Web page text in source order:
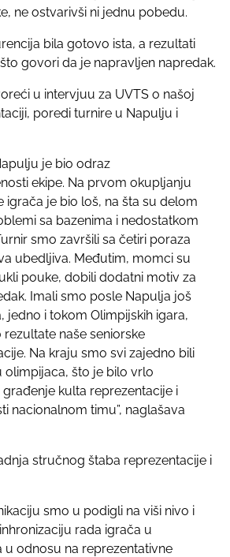
ne ostvarivši ni jednu pobedu.
bila gotovo ista, a rezultati
govori da je napravljen napredak.
u intervjuu za UVTS o našoj
poredi turnire u Napulju i
je bio odraz
ekipe. Na prvom okupljanju
igrača je bio loš, na šta su delom
sa bazenima i nedostatkom
smo završili sa četiri poraza
ubedljiva. Međutim, momci su
pouke, dobili dodatni motiv za
Imali smo posle Napulja još
jedno i tokom Olimpijskih igara,
rezultate naše seniorske
Na kraju smo svi zajedno bili
olimpijaca, što je bilo vrlo
građenje kulta reprezentacije i
nacionalnom timu”, naglašava
stručnog štaba reprezentacije i
smo u podigli na viši nivo i
rada igrača u
u odnosu na reprezentativne